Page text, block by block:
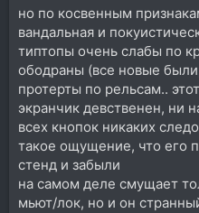
но по косвенным
вандальная и
типтопы очень слабы по
ободраны (все новые
протерты по рельсам..
экранчик девственен, ни
всех кнопок никаких
такое ощущение, что его
стенд и забыли
на самом деле смущает
мьют/лок, но и он